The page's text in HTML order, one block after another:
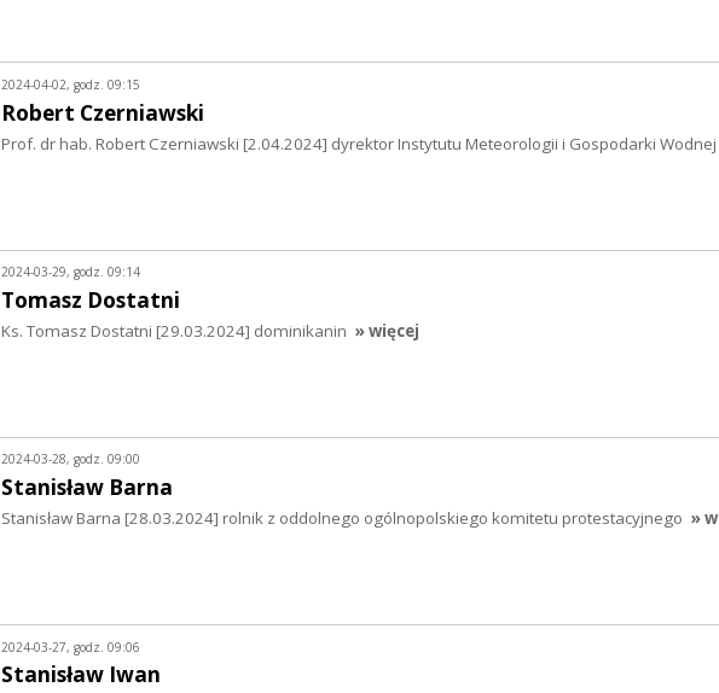
2024-04-02, godz. 09:15
Robert Czerniawski
Prof. dr hab. Robert Czerniawski [2.04.2024] dyrektor Instytutu Meteorologii i Gospodarki Wodnej
2024-03-29, godz. 09:14
Tomasz Dostatni
Ks. Tomasz Dostatni [29.03.2024] dominikanin » więcej
2024-03-28, godz. 09:00
Stanisław Barna
Stanisław Barna [28.03.2024] rolnik z oddolnego ogólnopolskiego komitetu protestacyjnego »
2024-03-27, godz. 09:06
Stanisław Iwan